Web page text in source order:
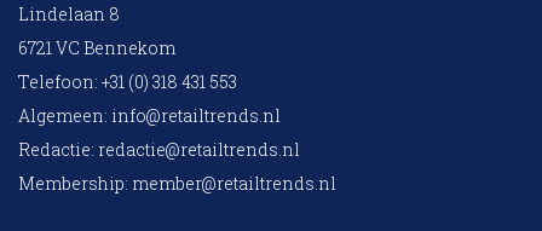
Lindelaan 8
6721 VC Bennekom
Telefoon: +31 (0) 318 431 553
Algemeen: info@retailtrends.nl
Redactie: redactie@retailtrends.nl
Membership: member@retailtrends.nl